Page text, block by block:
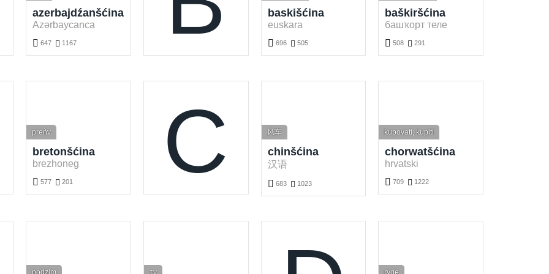
azerbajdźanšćina
Azərbaycanca
 647  1167
baskišćina
euskara
 696  505
baškiršćina
башҡорт теле
 508  291
preñv
bretonšćina
brezhoneg
 577  201 C 风车
chinšćina
汉语
 683  1023
kupovati, kupiti
chorwatšćina
hrvatski
 709  1222
podzim ту ryge